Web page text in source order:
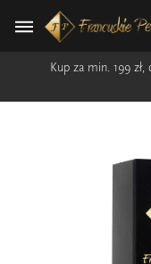
Kup za min. 199